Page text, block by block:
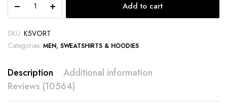
Pocket
Hoodie
Orange
quantity
Add to cart
SKU: K5VORT
Categories: MEN, SWEATSHIRTS & HOODIES
Description
Additional information
Reviews (10564)